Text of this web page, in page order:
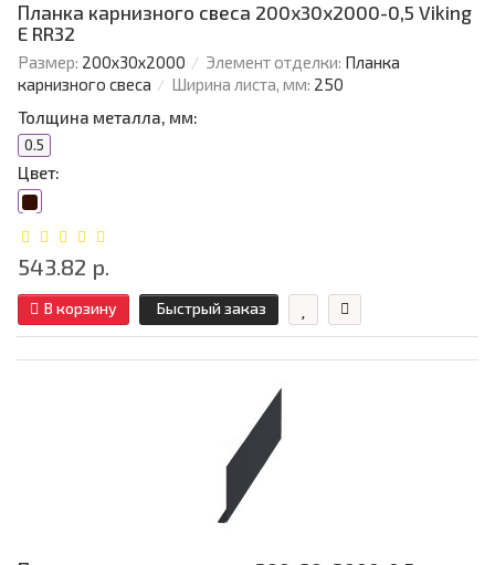
Планка карнизного свеса 200х30х2000-0,5 Viking
E RR32
Размер: 200х30х2000 Элемент отделки: Планка
карнизного свеса
Ширина листа, мм: 250
Толщина металла, мм:
0.5
Цвет:
543.82 р.
В корзину Быстрый заказ